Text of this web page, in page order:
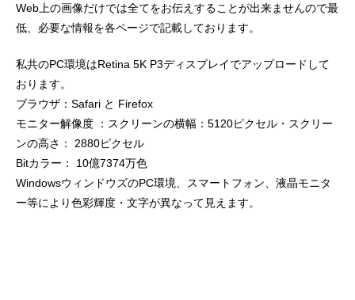
Web上の画像だけでは全てをお伝えすることが出来ませんので最
低、必要な情報を各ページで記載しております。
私共のPC環境はRetina 5K P3ディスプレイでアップロードして
おります。
ブラウザ：Safari と Firefox
モニター解像度 ：スクリーンの横幅：5120ピクセル・スクリー
ンの高さ： 2880ピクセル
Bitカラー： 10億7374万色
WindowsウィンドウズのPC環境、スマートフォン、液晶モニタ
ー等により色彩輝度・文字が異なって見えます。